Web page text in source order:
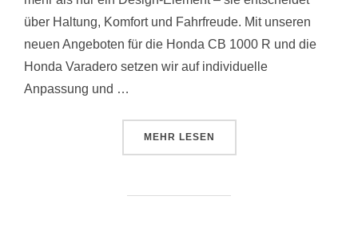
über Haltung, Komfort und Fahrfreude. Mit unseren
neuen Angeboten für die Honda CB 1000 R und die
Honda Varadero setzen wir auf individuelle
Anpassung und …
MEHR ÜBER „NEU IM SHOP | HONDA
LESEN